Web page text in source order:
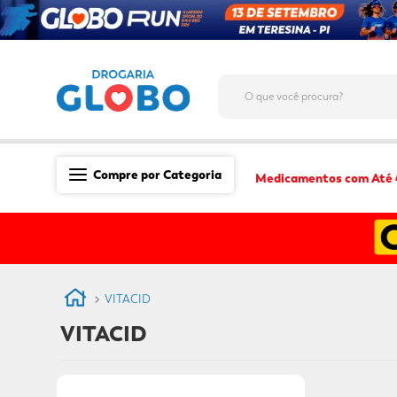
Compre por Categoria
Mãe e Filho
Higiene & Beleza
Medicamentos com Até
VITACID
VITACID